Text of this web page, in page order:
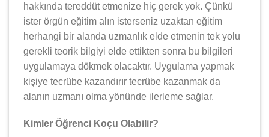
hakkında tereddüt etmenize hiç gerek yok. Çünkü
ister örgün eğitim alın isterseniz uzaktan eğitim
herhangi bir alanda uzmanlık elde etmenin tek yolu
gerekli teorik bilgiyi elde ettikten sonra bu bilgileri
uygulamaya dökmek olacaktır. Uygulama yapmak
kişiye tecrübe kazandırır tecrübe kazanmak da
alanın uzmanı olma yönünde ilerleme sağlar.
Kimler Öğrenci Koçu Olabilir?